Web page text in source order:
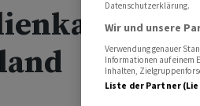
in
Datenschutzerklärung.
Wir und unsere
Verwendung genauer
Informationen auf einem
Inhalten,
Liste der Partner